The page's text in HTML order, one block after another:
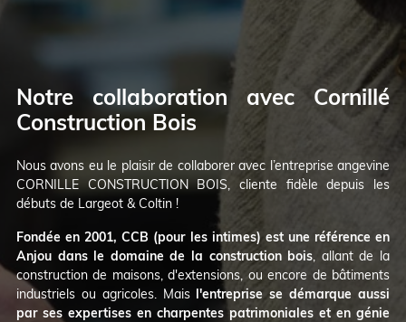
Notre collaboration avec Cornillé
Construction Bois
Nous avons eu le plaisir de collaborer avec l’entreprise angevine
CORNILLE CONSTRUCTION BOIS, cliente fidèle depuis les
débuts de Largeot & Coltin !
Fondée en 2001, CCB (pour les intimes) est une référence en
Anjou dans le domaine de la construction bois, allant de la
construction de maisons, d'extensions, ou encore de bâtiments
industriels ou agricoles. Maisl'entreprise se démarque aussi
par ses expertises en charpentes patrimoniales et en génie